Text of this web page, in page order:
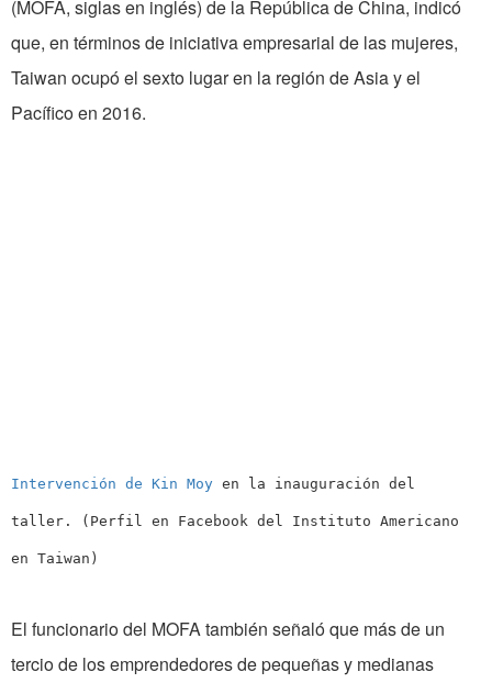
(MOFA, siglas en inglés) de la República de China, indicó
que, en términos de iniciativa empresarial de las mujeres,
Taiwan ocupó el sexto lugar en la región de Asia y el
Pacífico en 2016.
Intervención de Kin Moy en la inauguración del
taller. (Perfil en Facebook del Instituto Americano
en Taiwan)
El funcionario del MOFA también señaló que más de un
tercio de los emprendedores de pequeñas y medianas